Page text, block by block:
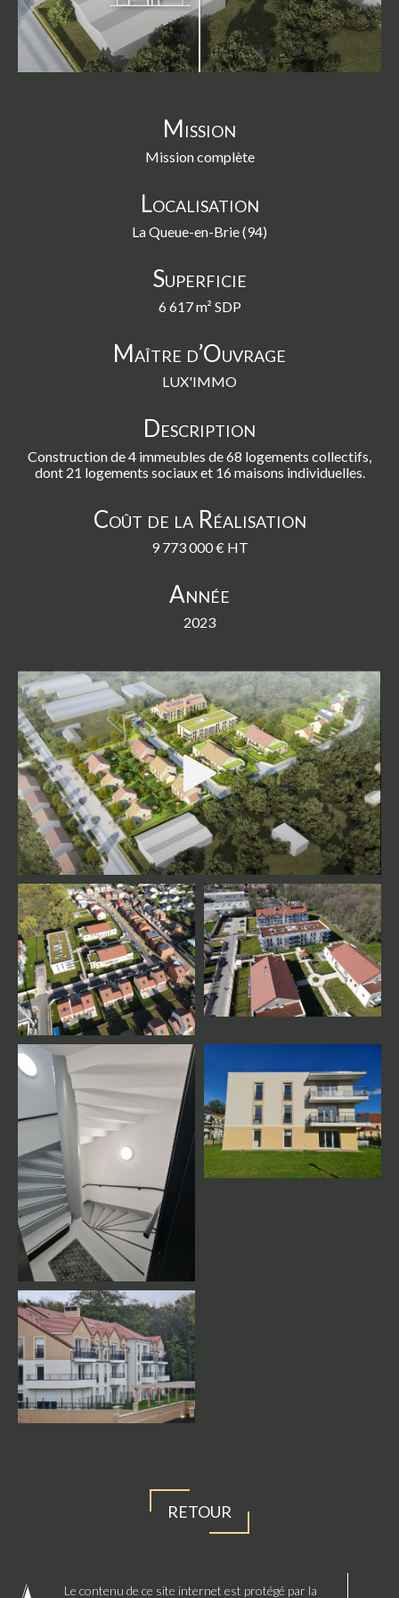
swipe
gestures.
Mission
Mission complète
Localisation
La Queue-en-Brie (94)
Superficie
6 617 m² SDP
Maître d’Ouvrage
LUX'IMMO
Description
Construction de 4 immeubles de 68 logements collectifs,
dont 21 logements sociaux et 16 maisons individuelles.
Coût de la Réalisation
9 773 000 € HT
Année
2023
RETOUR
Le contenu de ce site internet est protégé par la